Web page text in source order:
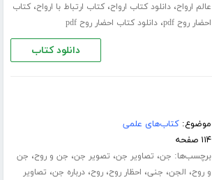
عالم ارواح،دانلود کتاب ارواح،کتاب ارتباط با ارواح،کتاب
احضار روح pdf
،دانلود کتاب احضار روح pdf
دانلود کتاب
موضوع:کتاب‌های علمی
۱۱۴ صفحه
برچسب‌ها: جن، تصاویر جن، تصویر جن، جن و روح، جن
و روح، الجن، جنی، احظار روح،روح،درباره جن، تصاویر